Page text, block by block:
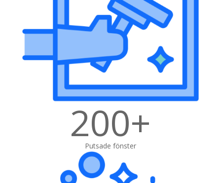
200+
Putsade fönster